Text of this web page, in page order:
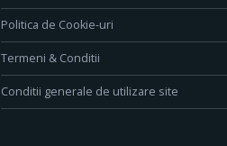
Politica de Cookie-uri
Termeni & Conditii
Conditii generale de utilizare site